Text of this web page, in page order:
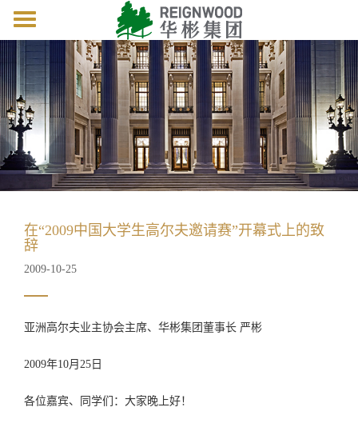
Toggle
navigation
在“2009中国大学生高尔夫邀请赛”开幕式上的致
辞
2009-10-25
亚洲高尔夫业主协会主席、华彬集团董事长 严彬
2009年10月25日
各位嘉宾、同学们：大家晚上好！